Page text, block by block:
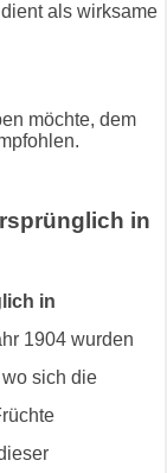
als wirksame
möchte, dem
in
in
1904 wurden
sich die